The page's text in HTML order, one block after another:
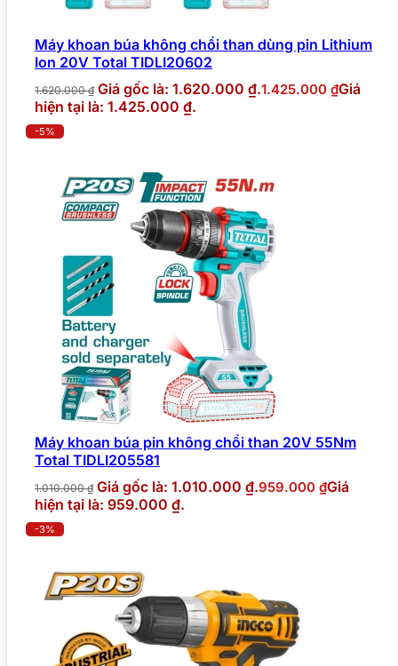
Máy khoan búa không chổi than dùng pin Lithium
Ion 20V Total TIDLI20602
1.620.000₫ Giá gốc là: 1.620.000 ₫.1.425.000 ₫Giá
hiện tại là: 1.425.000 ₫.
-5%
Máy khoan búa pin không chổi than 20V 55Nm
Total TIDLI205581
1.010.000₫ Giá gốc là: 1.010.000 ₫.959.000 ₫Giá
hiện tại là: 959.000 ₫.
-3%